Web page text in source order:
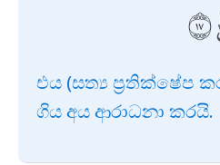
එය (සත්‍ය ප්‍රතික්ෂේප
ගිය අය ආරාධනා කරයි.